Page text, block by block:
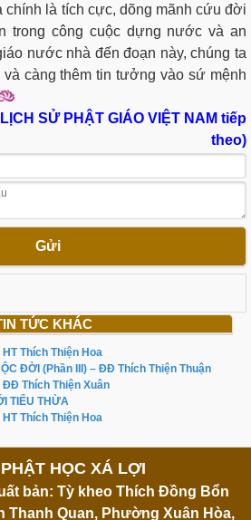
chính là tích cực, dõng mãnh cứu đời
trong công cuộc dựng nước và an
nước nhà đến đoạn này, chúng ta
càng thêm tin tưởng vào sứ mệnh
LỊCH SỬ PHẬT GIÁO VIỆT NAM tiếp
theo)
Gửi
TỨC KHÁC
Thích Thiện Hoa
ĐỜI (Phần III) – ĐĐ Thích Thiện Thuận
ĐĐ Thích Thiện Xuân
TIỂU THỪA
Thích Thiện Hoa
HỌC XÁ LỢI
bản: Tỳ kheo Thích Đồng Bổn
Thanh Quan, Phường Xuân Hòa,